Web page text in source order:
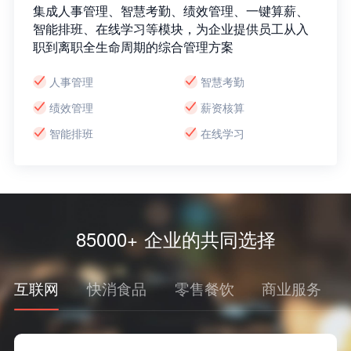
集成人事管理、智慧考勤、绩效管理、一键算薪、
智能排班、在线学习等模块，为企业提供员工从入
职到离职全生命周期的综合管理方案
人事管理
智慧考勤
绩效管理
薪资核算
智能排班
在线学习
85000+ 企业的共同选择
互联网 快消食品 零售餐饮 商业服务